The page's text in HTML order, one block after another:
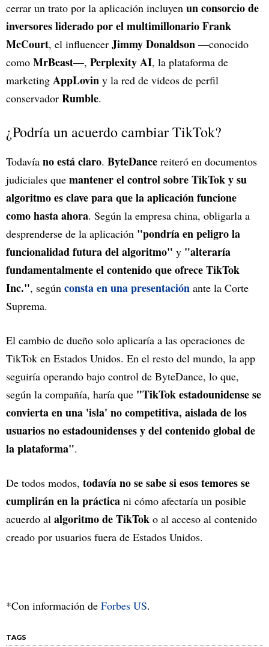
cerrar un trato por la aplicación incluyen un consorcio de
inversores liderado por el multimillonario Frank
McCourt, el influencer Jimmy Donaldson —conocido
como MrBeast—, Perplexity AI, la plataforma de
marketing AppLovin y la red de videos de perfil
conservador Rumble.
¿Podría un acuerdo cambiar TikTok?
Todavía no está claro. ByteDance reiteró en documentos
judiciales que mantener el control sobre TikTok y su
algoritmo es clave para que la aplicación funcione
como hasta ahora. Según la empresa china, obligarla a
desprenderse de la aplicación "pondría en peligro la
funcionalidad futura del algoritmo" y "alteraría
fundamentalmente el contenido que ofrece TikTok
Inc.", según consta en una presentación ante la Corte
Suprema.
El cambio de dueño solo aplicaría a las operaciones de
TikTok en Estados Unidos. En el resto del mundo, la app
seguiría operando bajo control de ByteDance, lo que,
según la compañía, haría que "TikTok estadounidense se
convierta en una 'isla' no competitiva, aislada de los
usuarios no estadounidenses y del contenido global de
la plataforma".
De todos modos, todavía no se sabe si esos temores se
cumplirán en la práctica ni cómo afectaría un posible
acuerdo al algoritmo de TikTok o al acceso al contenido
creado por usuarios fuera de Estados Unidos.
*Con información de Forbes US.
TAGS